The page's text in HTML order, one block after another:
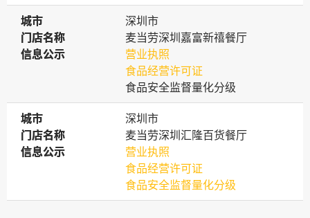
城市
城市
深圳市
门店名称
门店名称
麦当劳深圳嘉富新禧餐厅
信息公示
信息公示
营业执照
食品经营许可证
食品安全监督量化分级
城市
城市
深圳市
门店名称
门店名称
麦当劳深圳汇隆百货餐厅
信息公示
信息公示
营业执照
食品经营许可证
食品安全监督量化分级